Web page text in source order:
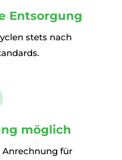
Entsorgung
stets nach
möglich
Anrechnung für